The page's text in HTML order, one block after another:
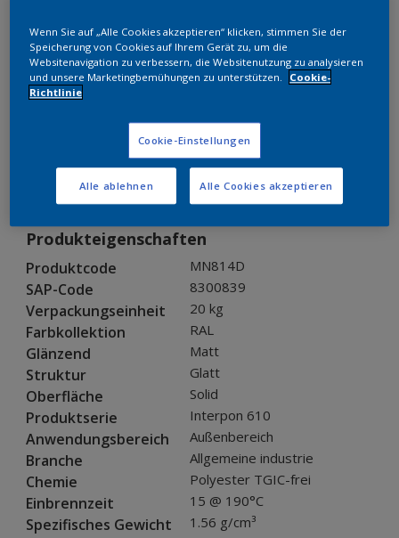
RAL 9005
MN814D
Muster bestellen
Bestellen Sie direkt im Webshop
Produkteigenschaften
Produktcode MN814D
SAP-Code 8300839
Verpackungseinheit 20 kg
Farbkollektion RAL
Glänzend Matt
Struktur Glatt
Oberfläche Solid
Produktserie Interpon 610
Anwendungsbereich Außenbereich
Branche Allgemeine industrie
Chemie Polyester TGIC-frei
Einbrennzeit 15 @ 190°C
Spezifisches Gewicht 1.56 g/cm³
Wenn Sie auf „Alle Cookies akzeptieren“ klicken, stimmen Sie der
Speicherung von Cookies auf Ihrem Gerät zu, um die
Websitenavigation zu verbessern, die Websitenutzung zu analysieren
und unsere Marketingbemühungen zu unterstützen.
Cookie-
Richtlinie
Cookie-Einstellungen
Alle ablehnen Alle Cookies akzeptieren